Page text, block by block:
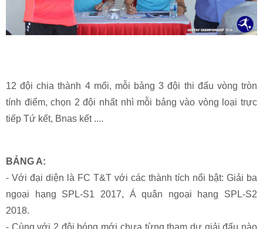
12 đội chia thành 4 mổi, mỗi bảng 3 đội thi đấu vòng tròn
tính điểm, chọn 2 đội nhất nhì mỗi bảng vào vòng loại trực
tiếp Tứ kết, Bnas kết ....
BẢNG A:
- Với đại diện là FC T&T với các thành tích nổi bật: Giải ba
ngoại hạng SPL-S1 2017, Á quân ngoại hạng SPL-S2
2018.
- Cùng với 2 đội bóng mới chưa từng tham dự giải đấu nào